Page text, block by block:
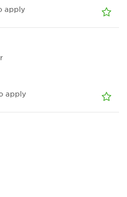
apply
apply